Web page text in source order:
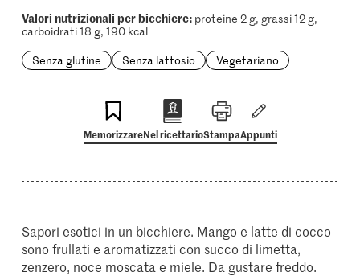
Valori nutrizionali per bicchiere:proteine 2 g, grassi 12 g,
carboidrati 18 g, 190 kcal
Senza glutine
Senza lattosio Vegetariano
MemorizzareNel ricettarioStampaAppunti
Sapori esotici in un bicchiere. Mango e latte di cocco
sono frullati e aromatizzati con succo di limetta,
zenzero, noce moscata e miele. Da gustare freddo.